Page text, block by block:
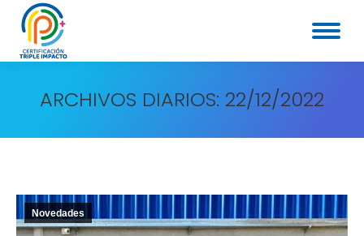
ARCHIVOS DIARIOS: 22/12/2022
Novedades